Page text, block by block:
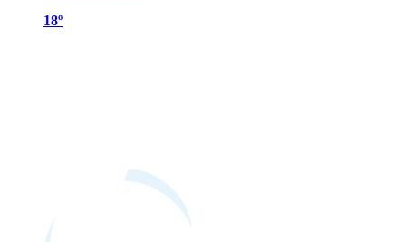
18º